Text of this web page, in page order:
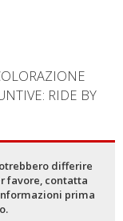
RIDE BY
differire
favore, contatta
prima